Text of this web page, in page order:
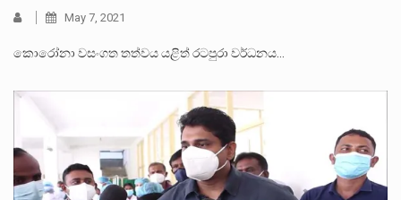
May 7, 2021
කොරෝනා වසංගත තත්වය යළිත් රටපුරා වර්ධනය…